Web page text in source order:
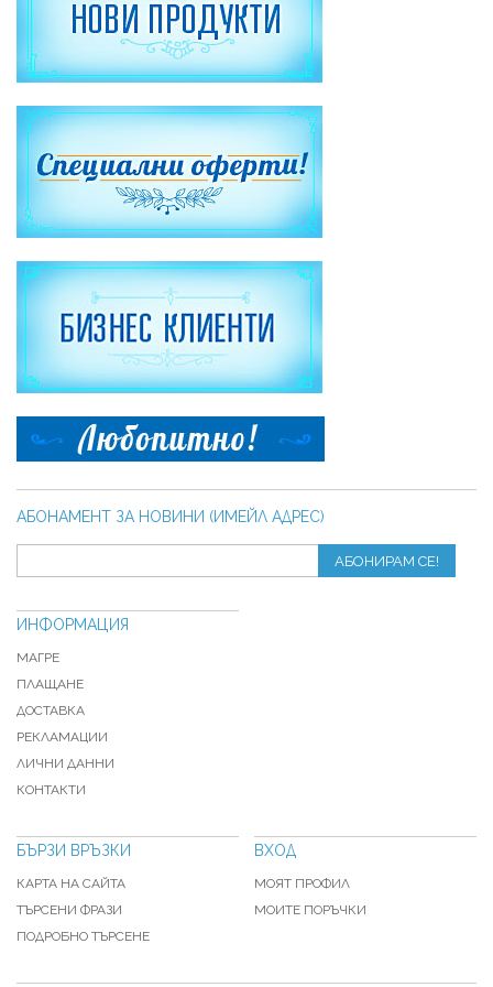
АБОНАМЕНТ ЗА НОВИНИ (ИМЕЙЛ АДРЕС)
АБОНИРАМ СЕ!
ИНФОРМАЦИЯ
МАГРЕ
ПЛАЩАНЕ
ДОСТАВКА
РЕКЛАМАЦИИ
ЛИЧНИ ДАННИ
КОНТАКТИ
БЪРЗИ ВРЪЗКИ
КАРТА НА САЙТА
ТЪРСЕНИ ФРАЗИ
ПОДРОБНО ТЪРСЕНЕ
ВХОД
МОЯТ ПРОФИЛ
МОИТЕ ПОРЪЧКИ